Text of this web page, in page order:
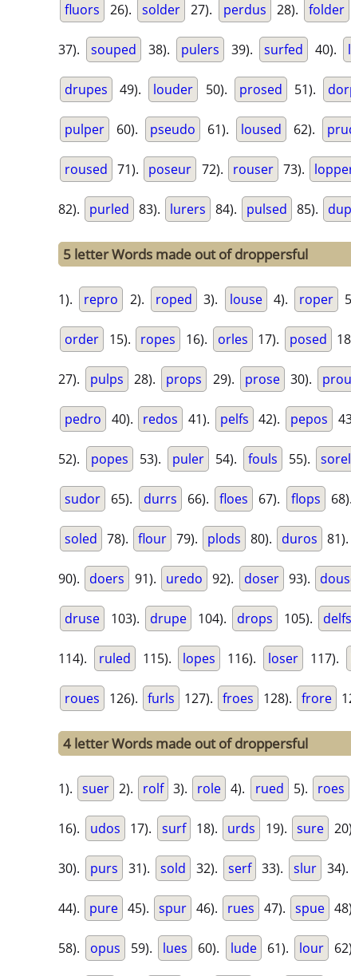
fluors 26). solder 27). perdus 28). folder
37). souped 38). pulers 39). surfed 40).
drupes 49). louder 50). prosed 51).
pulper 60). pseudo 61). loused 62).
roused 71). poseur 72). rouser 73).
82). purled 83). lurers 84). pulsed 85).
5 letter Words made out of droppersful
1). repro 2). roped 3). louse 4). roper
order 15). ropes 16). orles 17). posed
27). pulps 28). props 29). prose 30).
pedro 40). redos 41). pelfs 42). pepos
52). popes 53). puler 54). fouls 55). sorel
sudor 65). durrs 66). floes 67). flops 68).
soled 78). flour 79). plods 80). duros 81).
90). doers 91). uredo 92). doser 93).
druse 103). drupe 104). drops 105). delfs
114). ruled 115). lopes 116). loser 117).
roues 126). furls 127). froes 128). frore
4 letter Words made out of droppersful
1). suer 2). rolf 3). role 4). rued 5). roes
16). udos 17). surf 18). urds 19). sure
30). purs 31). sold 32). serf 33). slur 34).
44). pure 45). spur 46). rues 47). spue
58). opus 59). lues 60). lude 61). lour